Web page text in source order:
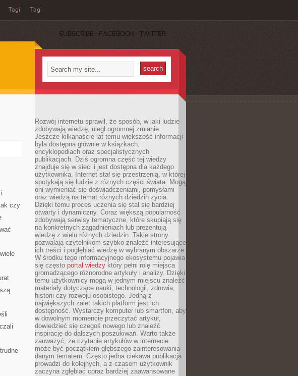
Tagi Tagi
SUBSCRIBE FACEBOOK TWITTER
czy
Rozwój internetu sprawił, że sposób, w jaki ludzie
zdobywają wiedzę, uległ ogromnej zmianie.
Jeszcze kilkanaście lat temu większość informacji
była dostępna głównie w książkach,
encyklopediach oraz specjalistycznych
publikacjach. Dziś ogromna część tej wiedzy
znajduje się w sieci i jest dostępna dla każdego
użytkownika. Internet stał się przestrzenią, w której
spotykają się ludzie z różnych części świata. Mogą
oni wymieniać się doświadczeniami, pomysłami
oraz wiedzą na temat różnych dziedzin życia.
Dzięki temu proces uczenia się stał się bardziej
otwarty i dynamiczny. Coraz większą popularność
zdobywają serwisy tematyczne, które skupiają się
na konkretnych zagadnieniach lub prezentują
wiedzę z wielu różnych dziedzin. Takie strony
pozwalają czytelnikom szybko znaleźć interesujące
ich treści i pogłębiać wiedzę w wybranym obszarze.
W środku tego informacyjnego ekosystemu pojawia
się często portal wiedzy który pełni rolę miejsca
gromadzącego różnorodne artykuły i analizy. Dzięki
temu użytkownicy mogą w jednym miejscu znaleźć
materiały dotyczące nauki, technologii, zdrowia,
historii czy rozwoju osobistego. Jedną z
największych zalet takich platform jest ich
dostępność. Wystarczy komputer lub smartfon, aby
w dowolnym momencie przeczytać artykuł,
dowiedzieć się czegoś nowego lub znaleźć
inspirację do dalszych poszukiwań. Warto także
zauważyć, że czytanie artykułów w internecie
może być początkiem głębszego zainteresowania
danym tematem. Często jedna ciekawa publikacja
prowadzi do kolejnych, a z czasem użytkownik
zaczyna zgłębiać coraz bardziej zaawansowane